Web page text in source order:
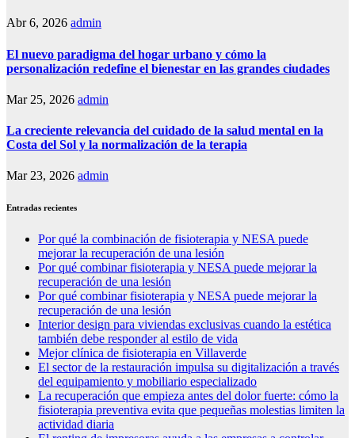
Abr 6, 2026 admin
El nuevo paradigma del hogar urbano y cómo la
personalización redefine el bienestar en las grandes ciudades
Mar 25, 2026 admin
La creciente relevancia del cuidado de la salud mental en la
Costa del Sol y la normalización de la terapia
Mar 23, 2026 admin
Entradas recientes
Por qué la combinación de fisioterapia y NESA puede
mejorar la recuperación de una lesión
Por qué combinar fisioterapia y NESA puede mejorar la
recuperación de una lesión
Por qué combinar fisioterapia y NESA puede mejorar la
recuperación de una lesión
Interior design para viviendas exclusivas cuando la estética
también debe responder al estilo de vida
Mejor clínica de fisioterapia en Villaverde
El sector de la restauración impulsa su digitalización a través
del equipamiento y mobiliario especializado
La recuperación que empieza antes del dolor fuerte: cómo la
fisioterapia preventiva evita que pequeñas molestias limiten la
actividad diaria